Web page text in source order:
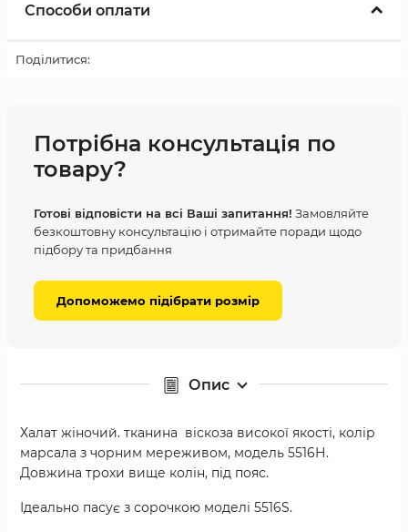
Способи оплати
Поділитися:
Потрібна консультація по
товару?
Готові відповісти на всі Ваші запитання! Замовляйте
безкоштовну консультацію і отримайте поради щодо
підбору та придбання
Допоможемо підібрати розмір
Опис
Халат жіночий. тканина віскоза високої якості, колір
марсала з чорним мереживом, модель 5516Н.
Довжина трохи вище колін, під пояс.
Ідеально пасує з сорочкою моделі 5516S.